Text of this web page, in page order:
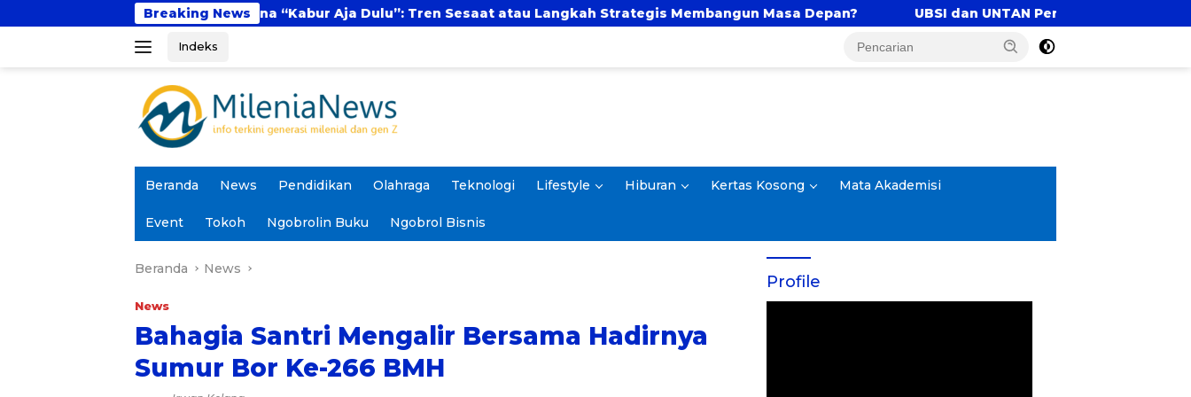
ke
Breaking News
Fenomena “Kabur Aja Dulu”: Tren Sesaat atau Langkah Strategis Membangun Masa Depan? UBSI dan UNTAN Perkuat Tri Dharma Lewat Kolaborasi
Indeks
Beranda News Pendidikan Olahraga Teknologi Lifestyle Hiburan Kertas Kosong Mata Akademisi
Event Tokoh Ngobrolin Buku Ngobrol Bisnis
Beranda News
News
Bahagia Santri Mengalir Bersama Hadirnya
Sumur Bor Ke-266 BMH
Profile